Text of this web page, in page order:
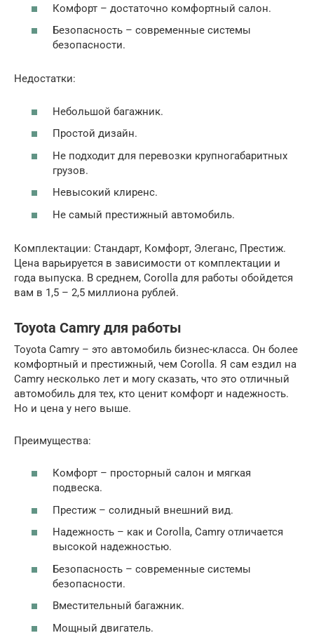
Комфорт – достаточно комфортный салон.
Безопасность – современные системы
безопасности.
Недостатки:
Небольшой багажник.
Простой дизайн.
Не подходит для перевозки крупногабаритных
грузов.
Невысокий клиренс.
Не самый престижный автомобиль.
Комплектации: Стандарт, Комфорт, Элеганс, Престиж.
Цена варьируется в зависимости от комплектации и
года выпуска. В среднем, Corolla для работы обойдется
вам в 1,5 – 2,5 миллиона рублей.
Toyota Camry для работы
Toyota Camry – это автомобиль бизнес-класса. Он более
комфортный и престижный, чем Corolla. Я сам ездил на
Camry несколько лет и могу сказать, что это отличный
автомобиль для тех, кто ценит комфорт и надежность.
Но и цена у него выше.
Преимущества:
Комфорт – просторный салон и мягкая
подвеска.
Престиж – солидный внешний вид.
Надежность – как и Corolla, Camry отличается
высокой надежностью.
Безопасность – современные системы
безопасности.
Вместительный багажник.
Мощный двигатель.